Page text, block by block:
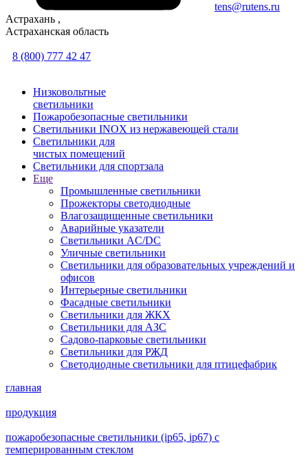
tens@rutens.ru
Астрахань ,
Астраханская область
8 (800) 777 42 47
Низковольтные
светильники
Пожаробезопасные светильники
Светильники INOX из нержавеющей стали
Светильники для
чистых помещений
Светильники для спортзала
Еще
Промышленные светильники
Прожекторы светодиодные
Влагозащищенные светильники
Аварийные указатели
Светильники AC/DC
Уличные светильники
Светильники для образовательных учреждений и
офисов
Интерьерные светильники
Фасадные светильники
Светильники для ЖКХ
Светильники для АЗС
Садово-парковые светильники
Светильники для РЖД
Светодиодные светильники для птицефабрик
главная
продукция
пожаробезопасные светильники (ip65, ip67) с
темперированным стеклом